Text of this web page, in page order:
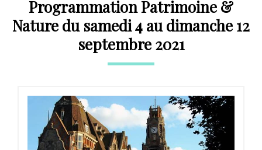
Programmation Patrimoine &
Nature du samedi 4 au dimanche 12
septembre 2021